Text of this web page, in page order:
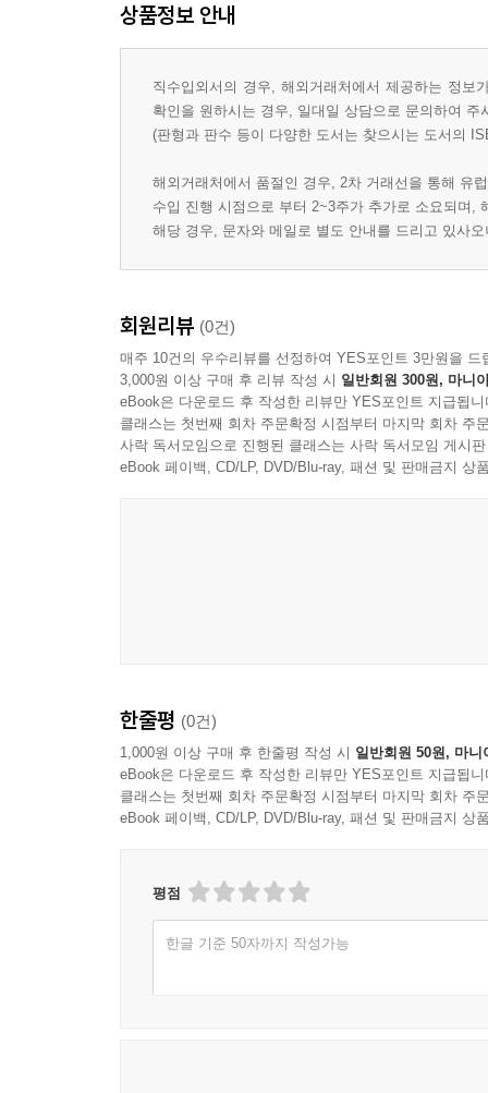
상품정보 안내
직수입외서의 경우, 해외거래처에서 제공하는 정
확인을 원하시는 경우, 일대일 상담으로 문의하여 주
(판형과 판수 등이 다양한 도서는 찾으시는 도서의
해외거래처에서 품절인 경우, 2차 거래선을 통해 유
수입 진행 시점으로 부터 2~3주가 추가로 소요되며,
해당 경우, 문자와 메일로 별도 안내를 드리고 있사
회원리뷰 (0건)
매주 10건의 우수리뷰를 선정하여 YES포인트 3만원을 드
3,000원 이상 구매 후 리뷰 작성 시 일반회원 300원, 마니
eBook은 다운로드 후 작성한 리뷰만 YES포인트 지급됩니
클래스는 첫번째 회차 주문확정 시점부터 마지막 회차 주
사락 독서모임으로 진행된 클래스는 사락 독서모임 게시
eBook 페이백, CD/LP, DVD/Blu-ray, 패션 및 판매금지 상
한줄평 (0건)
1,000원 이상 구매 후 한줄평 작성 시 일반회원 50원, 마니
eBook은 다운로드 후 작성한 리뷰만 YES포인트 지급됩니
클래스는 첫번째 회차 주문확정 시점부터 마지막 회차 주
eBook 페이백, CD/LP, DVD/Blu-ray, 패션 및 판매금지 상
평점
한글 기준 50자까지 작성가능